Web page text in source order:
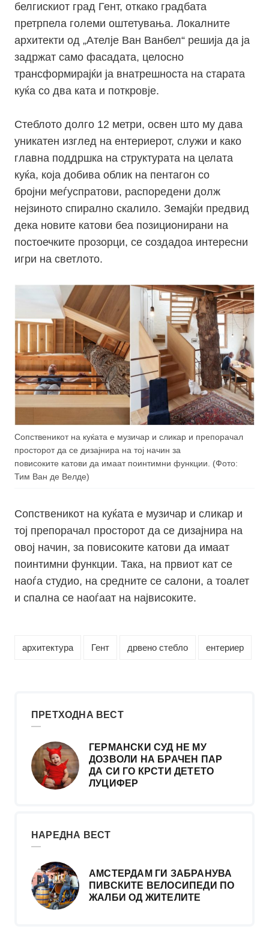
белгискиот град Гент, откако градбата
претрпела големи оштетувања. Локалните
архитекти од „Ателје Ван Ванбел“ решија да ја
задржат само фасадата, целосно
трансформирајќи ја внатрешноста на старата
куќа со два ката и поткровје.
Стеблото долго 12 метри, освен што му дава
уникатен изглед на ентериерот, служи и како
главна поддршка на структурата на целата
куќа, која добива облик на пентагон со
бројни меѓуспратови, распоредени долж
нејзиното спирално скалило. Земајќи предвид
дека новите катови беа позиционирани на
постоечките прозорци, се создадоа интересни
игри на светлото.
Сопственикот на куќата е музичар и сликар и препорачал
просторот да се дизајнира на тој начин за
повисоките катови да имаат поинтимни функции. (Фото:
Тим Ван де Велде)
Сопственикот на куќата е музичар и сликар и
тој препорачал просторот да се дизајнира на
овој начин, за повисоките катови да имаат
поинтимни функции. Така, на првиот кат се
наоѓа студио, на средните се салони, а тоалет
и спална се наоѓаат на највисоките.
архитектура Гент дрвено стебло ентериер
ПРЕТХОДНА ВЕСТ
ГЕРМАНСКИ СУД НЕ МУ
ДОЗВОЛИ НА БРАЧЕН ПАР
ДА СИ ГО КРСТИ ДЕТЕТО
ЛУЦИФЕР
НАРЕДНА ВЕСТ
АМСТЕРДАМ ГИ ЗАБРАНУВА
ПИВСКИТЕ ВЕЛОСИПЕДИ ПО
ЖАЛБИ ОД ЖИТЕЛИТЕ